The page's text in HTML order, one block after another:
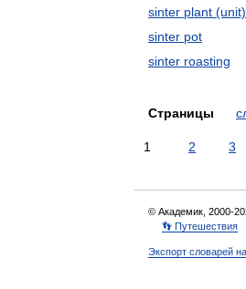
sinter plant (unit)
sinter pot
sinter roasting
Страницы
1 2 3
© Академик, 2000-
👣 Путешествия
Экспорт словарей